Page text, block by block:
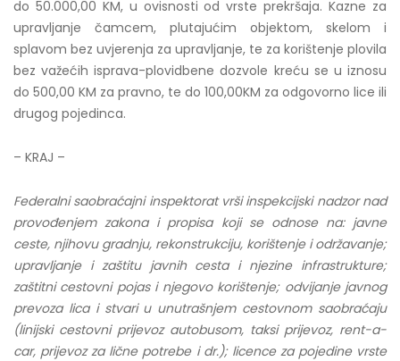
do 50.000,00 KM, u ovisnosti od vrste prekršaja. Kazne za
upravljanje čamcem, plutajućim objektom, skelom i
splavom bez uvjerenja za upravljanje, te za korištenje plovila
bez važećih isprava-plovidbene dozvole kreću se u iznosu
do 500,00 KM za pravno, te do 100,00KM za odgovorno lice ili
drugog pojedinca.
– KRAJ –
Federalni saobraćajni inspektorat vrši inspekcijski nadzor nad
provođenjem zakona i propisa koji se odnose na: javne
ceste, njihovu gradnju, rekonstrukciju, korištenje i održavanje;
upravljanje i zaštitu javnih cesta i njezine infrastrukture;
zaštitni cestovni pojas i njegovo korištenje; odvijanje javnog
prevoza lica i stvari u unutrašnjem cestovnom saobraćaju
(linijski cestovni prijevoz autobusom, taksi prijevoz, rent-a-
car, prijevoz za lične potrebe i dr.); licence za pojedine vrste